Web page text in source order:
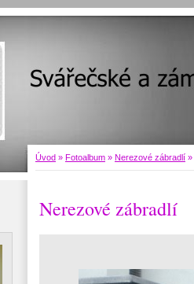
Úvod » Fotoalbum » Nerezové zábradlí »
Nerezové zábradlí